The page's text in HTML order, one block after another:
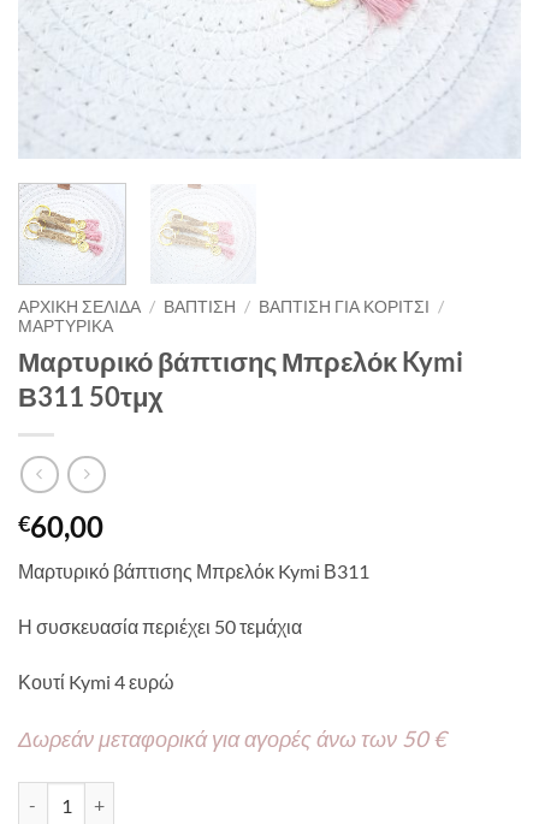
ΑΡΧΙΚΉ ΣΕΛΊΔΑ / ΒΑΠΤΙΣΗ / ΒΑΠΤΙΣΗ ΓΙΑ ΚΟΡΙΤΣΙ /
ΜΑΡΤΥΡΙΚΑ
Μαρτυρικό βάπτισης Μπρελόκ Kymi
Β311 50τμχ
€60,00
Μαρτυρικό βάπτισης Μπρελόκ Kymi Β311
Η συσκευασία περιέχει 50 τεμάχια
Κουτί Kymi 4 ευρώ
Δωρεάν μεταφορικά για αγορές άνω των 50 €